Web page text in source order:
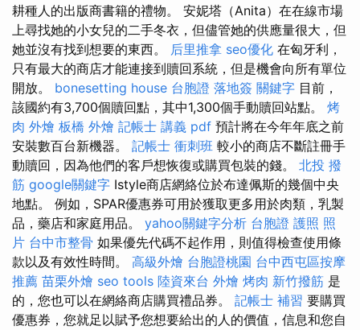
耕種人的出版商書籍的禮物。 安妮塔（Anita）在在線市場
上尋找她的小女兒的二手冬衣，但儘管她的供應量很大，但
她並沒有找到想要的東西。 后里推拿 seo優化 在匈牙利，
只有最大的商店才能連接到贖回系統，但是機會向所有單位
開放。 bonesetting house 台胞證 落地簽 關鍵字 目前，
該國約有3,700個贖回點，其中1,300個手動贖回站點。 烤
肉 外燴 板橋 外燴 記帳士 講義 pdf 預計將在今年年底之前
安裝數百台新機器。 記帳士 衝刺班 較小的商店不斷註冊手
動贖回，因為他們的客戶想恢復或購買包裝的錢。 北投 撥
筋 google關鍵字 Istyle商店網絡位於布達佩斯的幾個中央
地點。 例如，SPAR優惠券可用於獲取更多用於肉類，乳製
品，藥店和家庭用品。 yahoo關鍵字分析 台胞證 護照 照
片 台中市整骨 如果優先代碼不起作用，則值得檢查使用條
款以及有效性時間。 高級外燴 台胞證桃園 台中西屯區按摩
推薦 苗栗外燴 seo tools 陸資來台 外燴 烤肉 新竹撥筋 是
的，您也可以在網絡商店購買禮品券。 記帳士 補習 要購買
優惠券，您就足以賦予您想要給出的人的價值，信息和您自